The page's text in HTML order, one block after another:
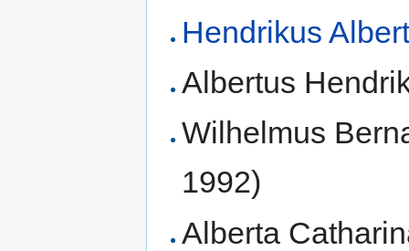
Hendrikus
Albertus
Wilhelmus
1992)
Alberta